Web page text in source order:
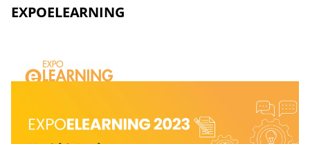
EXPOELEARNING